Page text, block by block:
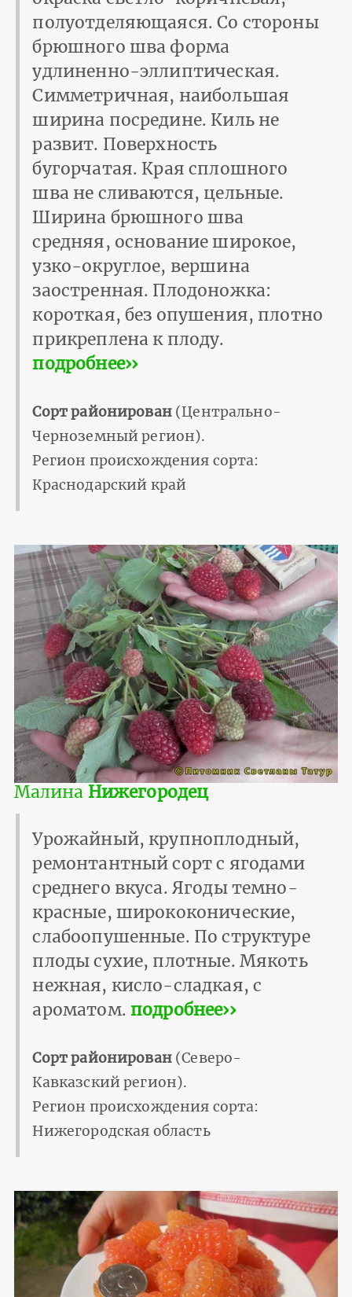
полуотделяющаяся. Со стороны
брюшного шва форма
удлиненно-эллиптическая.
Симметричная, наибольшая
ширина посредине. Киль не
развит. Поверхность
бугорчатая. Края сплошного
шва не сливаются, цельные.
Ширина брюшного шва
средняя, основание широкое,
узко­-округлое, вершина
заостренная. Плодоножка:
короткая, без опушения, плотно
прикрепле­на к плоду.
подробнее››
Сорт районирован(Центрально-
Черноземный регион).
Регион происхождения сорта:
Краснодарский край
Малина Нижегородец
Урожайный, крупноплодный,
ремонтантный сорт с ягодами
среднего вкуса. Ягоды темно-
красные, ширококонические,
слабоопушенные. По структуре
плоды сухие, плотные. Мякоть
нежная, кисло-сладкая, с
ароматом. подробнее››
Сорт районирован(Северо-
Кавказский регион).
Регион происхождения сорта:
Нижегородская область